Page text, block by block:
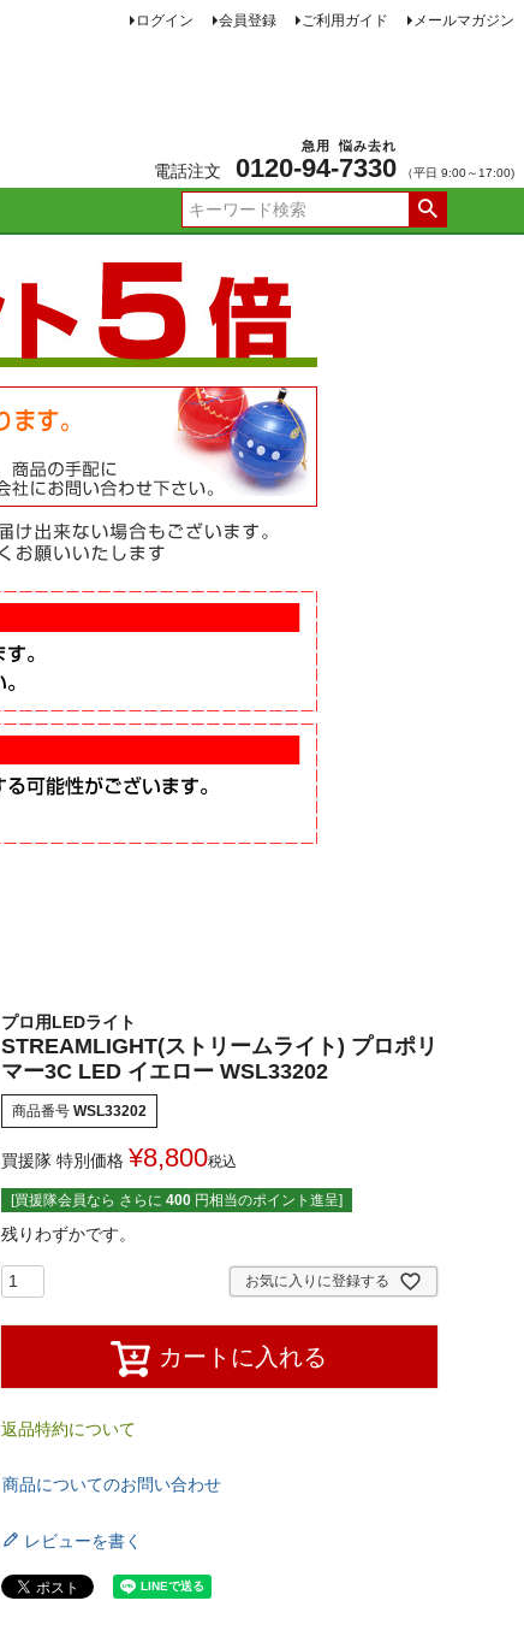
ログイン 会員登録 ご利用ガイド メールマガジン
電話注文 0120-94
急用
-7330
悩み去れ
（平日 9:00～17:00)
プロ用LEDライト
STREAMLIGHT(ストリームライト) プロポリ
マー3C LED イエロー WSL33202
商品番号 WSL33202
買援隊 特別価格 ¥8,800税込
[買援隊会員なら さらに 400 円相当のポイント進呈]
残りわずかです。
お気に入りに登録する
カートに入れる
返品特約について
商品についてのお問い合わせ
レビューを書く